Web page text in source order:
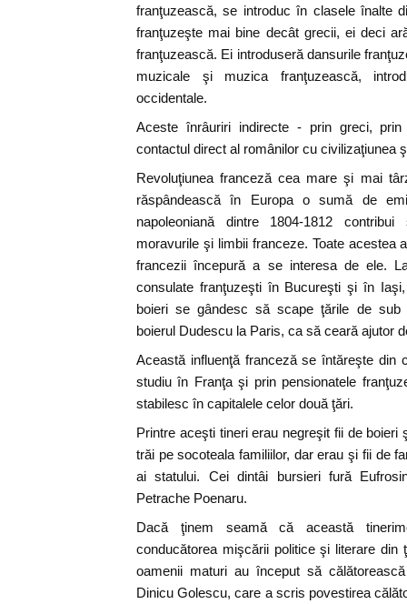
franţuzească, se introduc în clasele înalte
franţuzeşte mai bine decât grecii, ei deci
franţuzească. Ei introduseră dansurile
muzicale şi muzica franţuzească,
occidentale.
Aceste înrâuriri indirecte - prin greci,
contactul direct al românilor cu civilizaţiunea
Revoluţiunea franceză cea mare şi mai
răspândească în Europa o sumă de
napoleoniană dintre 1804-1812
moravurile şi limbii franceze. Toate acestea
francezii începură a se interesa de ele.
consulate franţuzeşti în Bucureşti şi în
boieri se gândesc să scape ţările de sub
boierul Dudescu la Paris, ca să ceară ajutor
Această influenţă franceză se întăreşte din
studiu în Franţa şi prin pensionatele
stabilesc în capitalele celor două ţări.
Printre aceşti tineri erau negreşit fii de boieri
trăi pe socoteala familiilor, dar erau şi fii de
ai statului. Cei dintâi bursieri fură
Petrache Poenaru.
Dacă ţinem seamă că această
conducătorea mişcării politice şi literare
oamenii maturi au început să
Dinicu Golescu, care a scris povestirea